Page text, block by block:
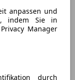
anpassen und
indem Sie in
Manager
durch